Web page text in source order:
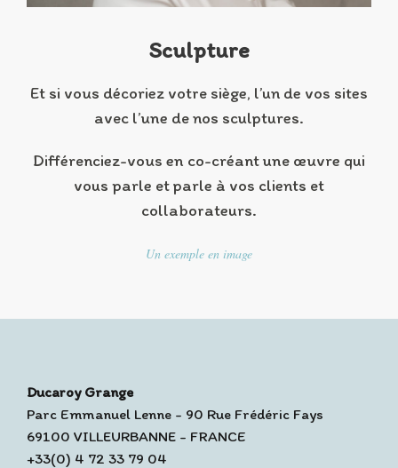
Sculpture
Et si vous décoriez votre siège, l’un de vos sites
avec l’une de nos sculptures.
Différenciez-vous en co-créant une œuvre qui
vous parle et parle à vos clients et
collaborateurs.
Un exemple en image
Ducaroy Grange
Parc Emmanuel Lenne - 90 Rue Frédéric Fays
69100 VILLEURBANNE - FRANCE
+33(0) 4 72 33 79 04